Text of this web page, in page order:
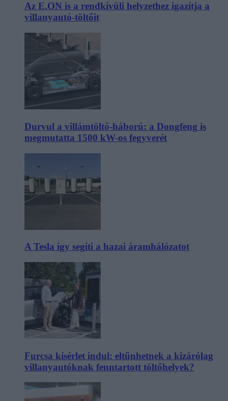
Az E.ON is a rendkívüli helyzethez igazítja a
villanyautó-töltőit
Durvul a villámtöltő-háború: a Dongfeng is
megmutatta 1500 kW-os fegyverét
A Tesla így segíti a hazai áramhálózatot
Furcsa kísérlet indul: eltűnhetnek a kizárólag
villanyautóknak fenntartott töltőhelyek?